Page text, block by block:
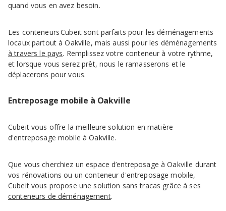
quand vous en avez besoin.
Les conteneurs Cubeit sont parfaits pour les déménagements
locaux partout à Oakville, mais aussi pour les déménagements
à travers le pays. Remplissez votre conteneur à votre rythme,
et lorsque vous serez prêt, nous le ramasserons et le
déplacerons pour vous.
Entreposage mobile à Oakville
Cubeit vous offre la meilleure solution en matière
d'entreposage mobile à Oakville.
Que vous cherchiez un espace d’entreposage à Oakville durant
vos rénovations ou un conteneur d'entreposage mobile,
Cubeit vous propose une solution sans tracas grâce à ses
conteneurs de déménagement.